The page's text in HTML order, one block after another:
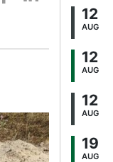
12
AUG
12
AUG
12
AUG
19
AUG